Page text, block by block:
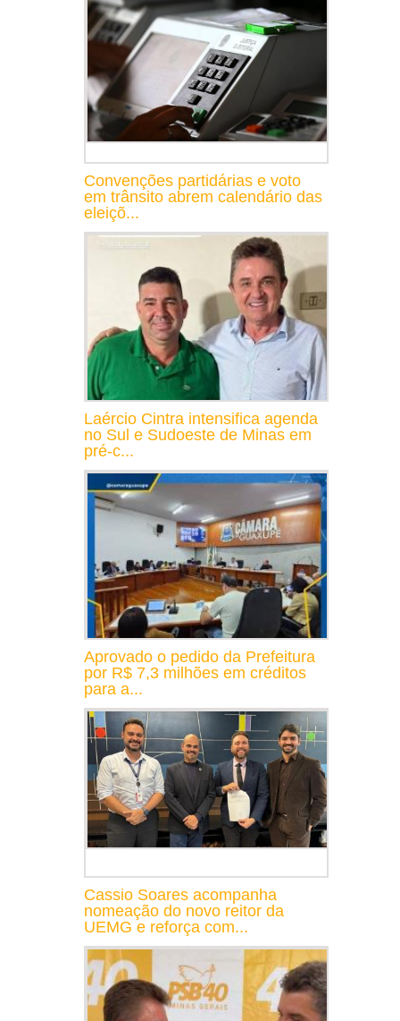
Convenções partidárias e voto
em trânsito abrem calendário das
eleiçõ...
Laércio Cintra intensifica agenda
no Sul e Sudoeste de Minas em
pré-c...
Aprovado o pedido da Prefeitura
por R$ 7,3 milhões em créditos
para a...
Cassio Soares acompanha
nomeação do novo reitor da
UEMG e reforça com...